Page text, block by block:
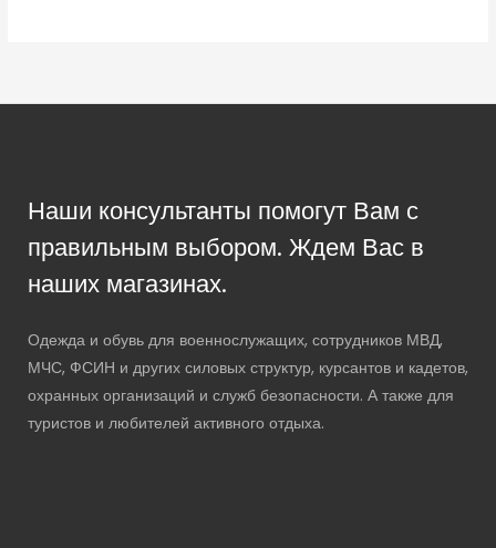
Наши консультанты помогут Вам с
правильным выбором. Ждем Вас в
наших магазинах.
Одежда и обувь для военнослужащих, сотрудников МВД,
МЧС, ФСИН и других силовых структур, курсантов и кадетов,
охранных организаций и служб безопасности. А также для
туристов и любителей активного отдыха.